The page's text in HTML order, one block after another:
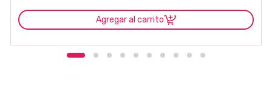
Agregar al carrito